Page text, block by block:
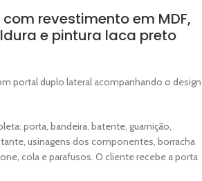
revestimento em MDF,
e pintura laca preto
portal duplo lateral acompanhando o design
porta, bandeira, batente, guarnição,
usinagens dos componentes, borracha
cola e parafusos. O cliente recebe a porta